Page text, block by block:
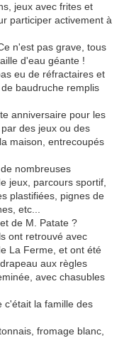
jeux avec frites et
participer activement à
n'est pas grave, tous
d'eau géante !
eu de réfractaires et
baudruche remplis
anniversaire pour les
des jeux ou des
maison, entrecoupés
nombreuses
jeux, parcours sportif,
plastifiées, pignes de
etc...
de M. Patate ?
ont retrouvé avec
La Ferme, et ont été
aux règles
avec chasubles
c'était la famille des
fromage blanc,